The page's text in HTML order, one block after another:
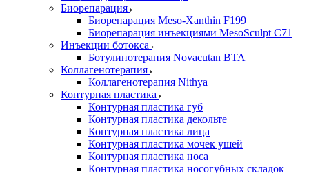
Биорепарация
Биорепарация Meso-Xanthin F199
Биорепарация инъекциями MesoSculpt C71
Инъекции ботокса
Ботулинотерапия Novacutan BTA
Коллагенотерапия
Коллагенотерапия Nithya
Контурная пластика
Контурная пластика губ
Контурная пластика декольте
Контурная пластика лица
Контурная пластика мочек ушей
Контурная пластика носа
Контурная пластика носогубных складок